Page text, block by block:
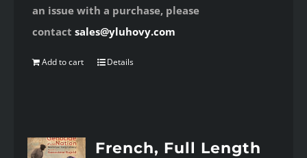
an issue with a purchase, please
contactsales@yluhovy.com
Add to cart Details
French, Full Length